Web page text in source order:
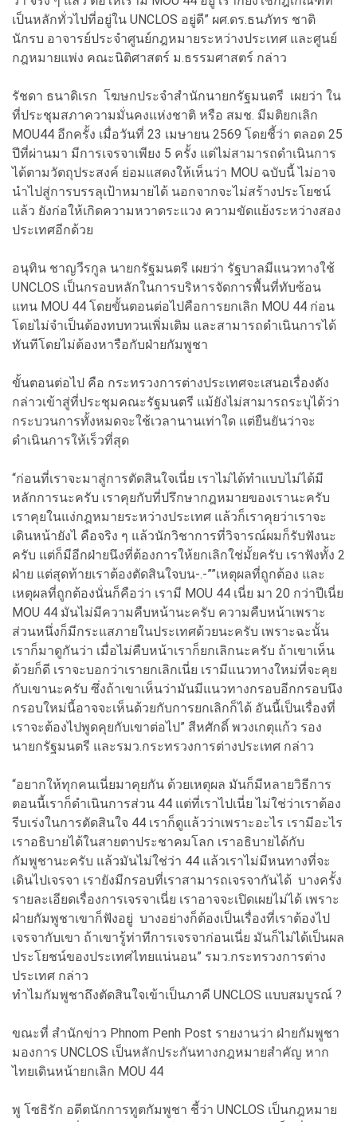
เป็นหลักทั่วไปที่อยู่ใน UNCLOS อยู่ดี” ผศ.ดร.ธนภัทร ชาติ
นักรบ อาจารย์ประจำศูนย์กฎหมายระหว่างประเทศ และศูนย์
กฎหมายแพ่ง คณะนิติศาสตร์ ม.ธรรมศาสตร์ กล่าว
รัชดา ธนาดิเรก โฆษกประจำสำนักนายกรัฐมนตรี เผยว่า ใน
ที่ประชุมสภาความมั่นคงแห่งชาติ หรือ สมช. มีมติยกเลิก
MOU44 อีกครั้ง เมื่อวันที่ 23 เมษายน 2569 โดยชี้ว่า ตลอด 25
ปีที่ผ่านมา มีการเจรจาเพียง 5 ครั้ง แต่ไม่สามารถดำเนินการ
ได้ตามวัตถุประสงค์ ย่อมแสดงให้เห็นว่า MOU ฉบับนี้ ไม่อาจ
นำไปสู่การบรรลุเป้าหมายได้ นอกจากจะไม่สร้างประโยชน์
แล้ว ยังก่อให้เกิดความหวาดระแวง ความขัดแย้งระหว่างสอง
ประเทศอีกด้วย
อนุทิน ชาญวีรกูล นายกรัฐมนตรี เผยว่า รัฐบาลมีแนวทางใช้
UNCLOS เป็นกรอบหลักในการบริหารจัดการพื้นที่ทับซ้อน
แทน MOU 44 โดยขั้นตอนต่อไปคือการยกเลิก MOU 44 ก่อน
โดยไม่จำเป็นต้องทบทวนเพิ่มเติม และสามารถดำเนินการได้
ทันทีโดยไม่ต้องหารือกับฝ่ายกัมพูชา
ขั้นตอนต่อไป คือ กระทรวงการต่างประเทศจะเสนอเรื่องดัง
กล่าวเข้าสู่ที่ประชุมคณะรัฐมนตรี แม้ยังไม่สามารถระบุได้ว่า
กระบวนการทั้งหมดจะใช้เวลานานเท่าใด แต่ยืนยันว่าจะ
ดำเนินการให้เร็วที่สุด
“ก่อนที่เราจะมาสู่การตัดสินใจเนี่ย เราไม่ได้ทำแบบไม่ได้มี
หลักการนะครับ เราคุยกับที่ปรึกษากฎหมายของเรานะครับ
เราคุยในแง่กฎหมายระหว่างประเทศ แล้วก็เราคุยว่าเราจะ
เดินหน้ายังไ คือจริง ๆ แล้วนักวิชาการที่วิจารณ์ผมก็รับฟังนะ
ครับ แต่ก็มีอีกฝ่ายนึงที่ต้องการให้ยกเลิกใช่มั้ยครับ เราฟังทั้ง 2
ฝ่าย แต่สุดท้ายเราต้องตัดสินใจบน-.-””เหตุผลที่ถูกต้อง และ
เหตุผลที่ถูกต้องนั่นก็คือว่า เรามี MOU 44 เนี่ย มา 20 กว่าปีเนี่ย
MOU 44 มันไม่มีความคืบหน้านะครับ ความคืบหน้าเพราะ
ส่วนหนึ่งก็มีกระแสภายในประเทศด้วยนะครับ เพราะฉะนั้น
เราก็มาดูกันว่า เมื่อไม่คืบหน้าเราก็ยกเลิกนะครับ ถ้าเขาเห็น
ด้วยก็ดี เราจะบอกว่าเรายกเลิกเนี่ย เรามีแนวทางใหม่ที่จะคุย
กับเขานะครับ ซึ่งถ้าเขาเห็นว่ามันมีแนวทางกรอบอีกกรอบนึง
กรอบใหม่นี้อาจจะเห็นด้วยกับการยกเลิกก็ได้ อันนี้เป็นเรื่องที่
เราจะต้องไปพูดคุยกับเขาต่อไป” สีหศักดิ์ พวงเกตุแก้ว รอง
นายกรัฐมนตรี และรมว.กระทรวงการต่างประเทศ กล่าว
“อยากให้ทุกคนเนี่ยมาคุยกัน ด้วยเหตุผล มันก็มีหลายวิธีการ
ตอนนี้เราก็ดำเนินการส่วน 44 แต่ที่เราไปเนี่ย ไม่ใช่ว่าเราต้อง
รีบเร่งในการตัดสินใจ 44 เราก็ดูแล้วว่าเพราะอะไร เรามีอะไร
เราอธิบายได้ในสายตาประชาคมโลก เราอธิบายได้กับ
กัมพูชานะครับ แล้วมันไม่ใช่ว่า 44 แล้วเราไม่มีหนทางที่จะ
เดินไปเจรจา เรายังมีกรอบที่เราสามารถเจรจากันได้ บางครั้ง
รายละเอียดเรื่องการเจรจาเนี่ย เราอาจจะเปิดเผยไม่ได้ เพราะ
ฝ่ายกัมพูชาเขาก็ฟังอยู่ บางอย่างก็ต้องเป็นเรื่องที่เราต้องไป
เจรจากับเขา ถ้าเขารู้ท่าทีการเจรจาก่อนเนี่ย มันก็ไม่ได้เป็นผล
ประโยชน์ของประเทศไทยแน่นอน” รมว.กระทรวงการต่าง
ประเทศ กล่าว
ทำไมกัมพูชาถึงตัดสินใจเข้าเป็นภาคี UNCLOS แบบสมบูรณ์ ?
ขณะที่ สำนักข่าว Phnom Penh Post รายงานว่า ฝ่ายกัมพูชา
มองการ UNCLOS เป็นหลักประกันทางกฎหมายสำคัญ หาก
ไทยเดินหน้ายกเลิก MOU 44
พู โซธิรัก อดีตนักการทูตกัมพูชา ชี้ว่า UNCLOS เป็นกฎหมาย